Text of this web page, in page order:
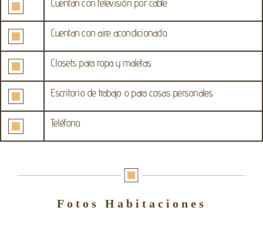
Cuentan con televisión por cable.
Cuentan con aire acondicionado.
Closets para ropa y maletas.
Escritorio de trabajo o para cosas personales.
Teléfono.
Fotos Habitaciones